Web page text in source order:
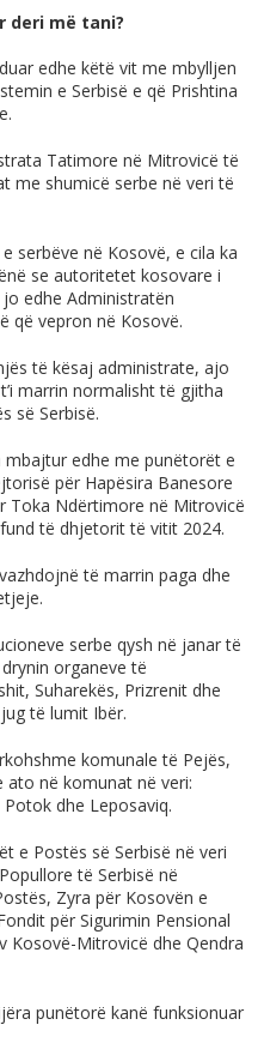
deri më tani?
edhe këtë vit me mbylljen
e Serbisë e që Prishtina
Tatimore në Mitrovicë të
me shumicë serbe në veri të
serbëve në Kosovë, e cila ka
se autoritetet kosovare i
edhe Administratën
që vepron në Kosovë.
të kësaj administrate, ajo
marrin normalisht të gjitha
së Serbisë.
edhe me punëtorët e
për Hapësira Banesore
Toka Ndërtimore në Mitrovicë
të dhjetorit të vitit 2024.
të marrin paga dhe
serbe qysh në janar të
organeve të
Suharekës, Prizrenit dhe
të lumit Ibër.
komunale të Pejës,
ato në komunat në veri:
dhe Leposaviq.
e Postës së Serbisë në veri
të Serbisë në
Zyra për Kosovën e
për Sigurimin Pensional
Kosovë-Mitrovicë dhe Qendra
punëtorë kanë funksionuar